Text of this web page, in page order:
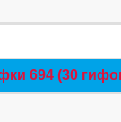
694 (30